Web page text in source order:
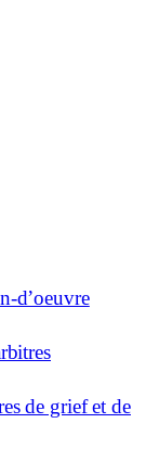
d’oeuvre
de grief et de